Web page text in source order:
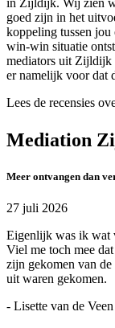
goed zijn in het
koppeling tussen jou
win-win situatie
mediators uit Zijldijk
er namelijk voor dat
Lees de recensies
Mediation
Meer ontvangen dan
27 juli 2026
Eigenlijk was ik wat
Viel me toch mee
zijn gekomen van
uit waren gekomen.
- Lisette van de Veen